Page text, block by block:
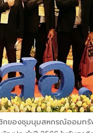
กของชุมนุมสหกรณ์ออมท